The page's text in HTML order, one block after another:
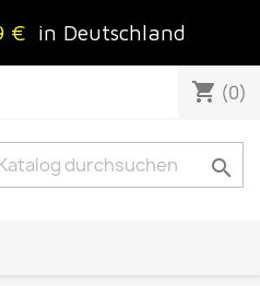
€ in Deutschland
shopping_cart (0)
